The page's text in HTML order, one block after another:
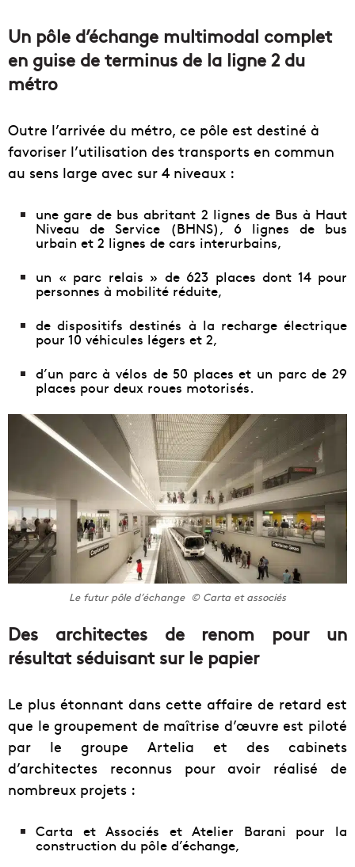
Un pôle d’échange multimodal complet
en guise de terminus de la ligne 2 du
métro
Outre l’arrivée du métro, ce pôle est destiné à
favoriser l’utilisation des transports en commun
au sens large avec sur 4 niveaux :
une gare de bus abritant 2 lignes de Bus à Haut
Niveau de Service (BHNS), 6 lignes de bus
urbain et 2 lignes de cars interurbains,
un « parc relais » de 623 places dont 14 pour
personnes à mobilité réduite,
de dispositifs destinés à la recharge électrique
pour 10 véhicules légers et 2,
d’un parc à vélos de 50 places et un parc de 29
places pour deux roues motorisés.
Le futur pôle d’échange © Carta et associés
Des architectes de renom pour un
résultat séduisant sur le papier
Le plus étonnant dans cette affaire de retard est
que le groupement de maîtrise d’œuvre est piloté
par le groupe Artelia et des cabinets
d’architectes reconnus pour avoir réalisé de
nombreux projets :
Carta et Associés et Atelier Barani pour la
construction du pôle d’échange,